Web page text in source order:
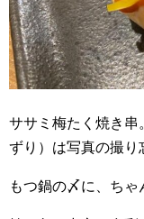
ササミ梅たく焼き串
ずり）は写真の撮り
もつ鍋の〆に、ちゃ